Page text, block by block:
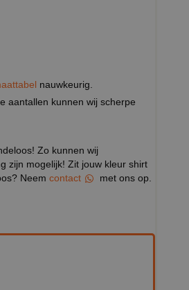
nauwkeurig.
aantallen kunnen wij scherpe
Zo kunnen wij
zijn mogelijk! Zit jouw kleur shirt
Neem contact
met ons op.